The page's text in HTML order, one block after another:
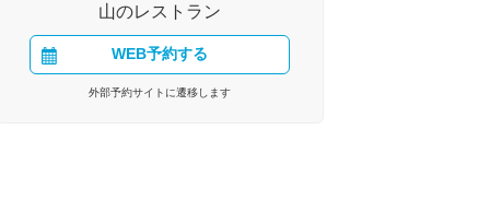
山のレストラン
WEB予約する
外部予約サイトに遷移します